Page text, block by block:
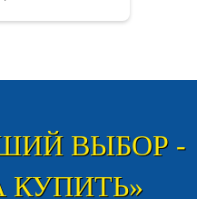
ВЫБОР -
КУПИТЬ»